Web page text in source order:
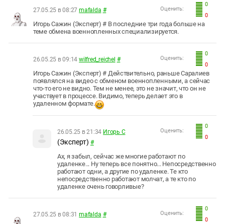
0
0
Оценить:
27.05.25 в 08:27 mafalda #
Игорь Сажин (Эксперт) # В последние три года больше на
теме обмена военнопленных специализируется.
0
0
Оценить:
26.05.25 в 09:14 wilfred_reichel #
Игорь Сажин (Эксперт) # Действительно, раньше Саралиев
появлялся на видео с обменом военнопленными, а сейчас
что-то его не видно. Тем не менее, это не значит, что он не
участвует в процессе. Видимо, теперь делает это в
удаленном формате.
0
0
Оценить:
26.05.25 в 21:34 Игорь С
(Эксперт) #
Ах, я забыл, сейчас же многие работают по
удаленке... Ну теперь все понятно... Непосредственно
работают одни, а другие по удаленке. Те кто
непосредственно работают молчат, а те кто по
удаленке очень говорливые?
0
0
Оценить:
27.05.25 в 08:31 mafalda #